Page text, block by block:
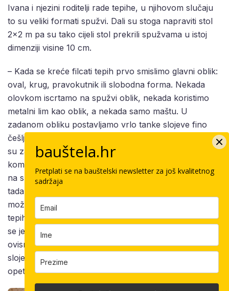
Ivana i njezini roditelji rade tepihe, u njihovom slučaju
to su veliki formati spužvi. Dali su stoga napraviti stol
2×2 m pa su tako cijeli stol prekrili spužvama u istoj
dimenziji visine 10 cm.
– Kada se kreće filcati tepih prvo smislimo glavni oblik:
oval, krug, pravokutnik ili slobodna forma. Nekada
olovkom iscrtamo na spužvi oblik, nekada koristimo
metalni lim kao oblik, a nekada samo maštu. U
zadanom obliku postavljamo vrlo tanke slojeve fino
češljane vune na spužvu i ručno izrađenim alatima koji
su zapravo nekolicina igala za filcanje pričvršćenih na
komad drveta počinjemo udarcima pričvršćivati vunu
na spužvu. Ne smijemo ići s debelim slojevima jer se
tada vuna ne ufilcava dobro niti ravnomjerno te ne
možemo kontrolirati pravilno raspoređenu debljinu
tepiha i tepih bi ispadao grbav. To nas vodi do toga da
se jedan
ovisno o veličini i debljini. Slaganje i pričvršćivanje
slojeva znači da ponekad sve ponovimo 10 – 15 puta,
opet ovisno o ciljanoj debljini, objašnjava Ivana.
bauštela.hr
Pretplati se na bauštelski newsletter za još kvalitetnog
sadržaja